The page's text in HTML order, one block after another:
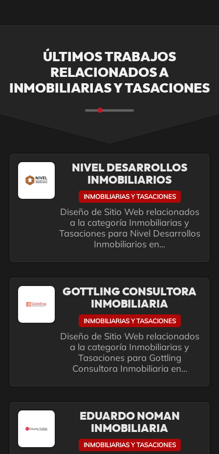
ÚLTIMOS TRABAJOS
RELACIONADOS A
INMOBILIARIAS Y TASACIONES
NIVEL DESARROLLOS
INMOBILIARIOS
INMOBILIARIAS Y TASACIONES
Diseño de Sitio Web relacionados
a la categoría Inmobiliarias y
Tasaciones para Nivel Desarrollos
Inmobiliarios en...
GOTTLING CONSULTORA
INMOBILIARIA
INMOBILIARIAS Y TASACIONES
Diseño de Sitio Web relacionados
a la categoría Inmobiliarias y
Tasaciones para Gottling
Consultora Inmobiliaria en...
EDUARDO NOMAN
INMOBILIARIA
INMOBILIARIAS Y TASACIONES